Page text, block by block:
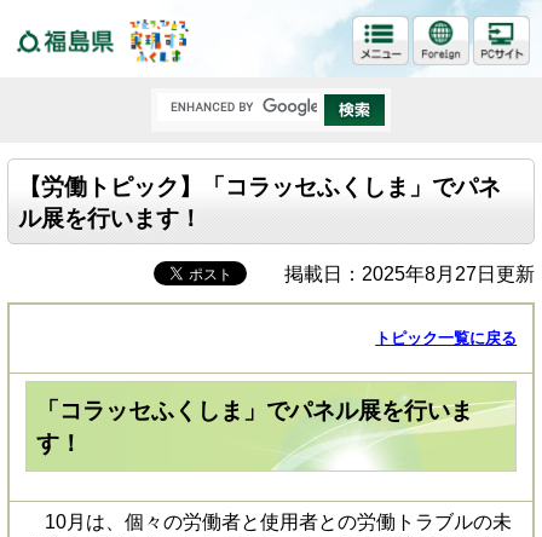
【労働トピック】「コラッセふくしま」でパネ
ル展を行います！
掲載日：2025年8月27日更新
トピック一覧に戻る
「コラッセふくしま」でパネル展を行いま
す！
10月は、個々の労働者と使用者との労働トラブルの未